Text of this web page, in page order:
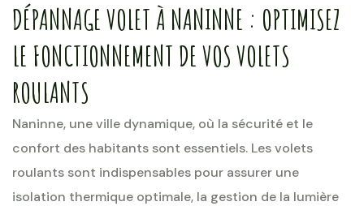
DÉPANNAGE VOLET À NANINNE : OPTIMISEZ
LE FONCTIONNEMENT DE VOS VOLETS
ROULANTS
Naninne, une ville dynamique, où la sécurité et le
confort des habitants sont essentiels. Les volets
roulants sont indispensables pour assurer une
isolation thermique optimale, la gestion de la lumière